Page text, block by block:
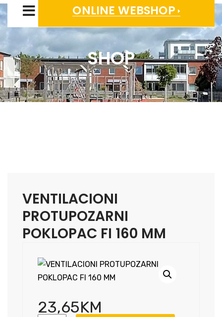
ONLINE WEBSHOP
SHOP
VENTILACIONI
PROTUPOZARNI
POKLOPAC FI 160 MM
23,65KM